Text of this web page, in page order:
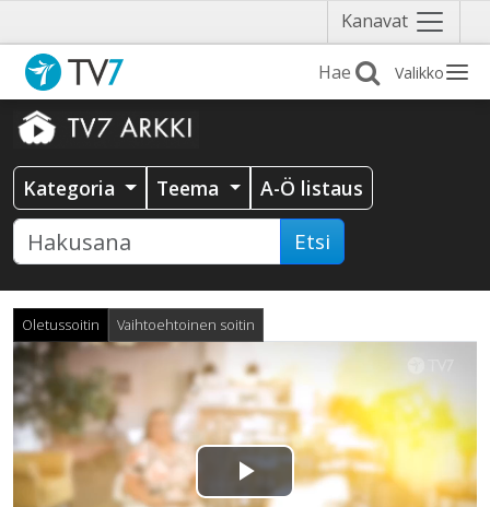
Kanavat Näytä
valikko
Valikko
Kategoria Teema A-Ö listaus
Etsi
Oletussoitin Vaihtoehtoinen soitin
Toista